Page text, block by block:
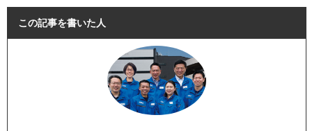
この記事を書いた人